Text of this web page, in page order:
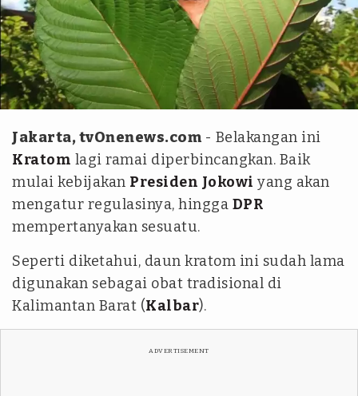
istimewa - Antara
Jakarta, tvOnenews.com - Belakangan ini
Kratom lagi ramai diperbincangkan. Baik
mulai kebijakan Presiden Jokowi yang akan
mengatur regulasinya, hingga DPR
mempertanyakan sesuatu.
Seperti diketahui, daun kratom ini sudah lama
digunakan sebagai obat tradisional di
Kalimantan Barat (Kalbar).
ADVERTISEMENT